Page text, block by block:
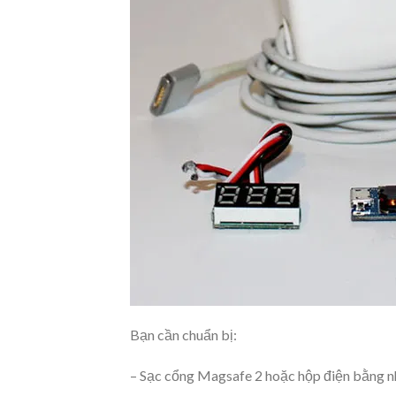
Bạn cần chuẩn bị:
– Sạc cổng Magsafe 2 hoặc hộp điện bằng